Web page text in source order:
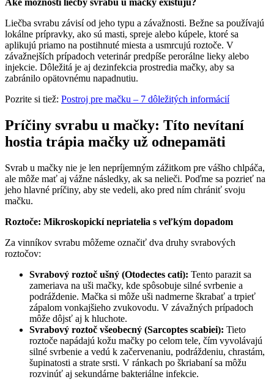
Liečba svrabu závisí od jeho typu a závažnosti. Bežne sa používajú
lokálne prípravky, ako sú masti, spreje alebo kúpele, ktoré sa
aplikujú priamo na postihnuté miesta a usmrcujú roztoče. V
závažnejších prípadoch veterinár predpíše perorálne lieky alebo
injekcie. Dôležitá je aj dezinfekcia prostredia mačky, aby sa
zabránilo opätovnému napadnutiu.
Pozrite si tiež: Postroj pre mačku – 7 dôležitých informácií
Príčiny svrabu u mačky: Títo nevítaní
hostia trápia mačky už odnepamäti
Svrab u mačky nie je len nepríjemným zážitkom pre vášho chlpáča,
ale môže mať aj vážne následky, ak sa nelieči. Poďme sa pozrieť na
jeho hlavné príčiny, aby ste vedeli, ako pred ním chrániť svoju
mačku.
Roztoče: Mikroskopickí nepriatelia s veľkým dopadom
Za vinníkov svrabu môžeme označiť dva druhy svrabových
roztočov:
Svrabový roztoč ušný (Otodectes cati): Tento parazit sa
zameriava na uši mačky, kde spôsobuje silné svrbenie a
podráždenie. Mačka si môže uši nadmerne škrabať a trpieť
zápalom vonkajšieho zvukovodu. V závažných prípadoch
môže dôjsť aj k hluchote.
Svrabový roztoč všeobecný (Sarcoptes scabiei): Tieto
roztoče napádajú kožu mačky po celom tele, čím vyvolávajú
silné svrbenie a vedú k začervenaniu, podráždeniu, chrastám,
šupinatosti a strate srsti. V ránkach po škriabaní sa môžu
rozvinúť aj sekundárne bakteriálne infekcie.